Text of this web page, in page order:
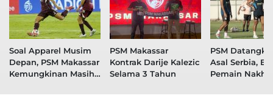
Soal Apparel Musim
Depan, PSM Makassar
Kemungkinan Masih
PSM Makassar
Kontrak Darije Kalezic
Selama 3 Tahun
PSM
Asal Serbia,
Pemain